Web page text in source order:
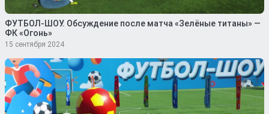
ФУТБОЛ-ШОУ. Обсуждение после матча «Зелёные титаны» —
ФК «Огонь»
15 сентября 2024